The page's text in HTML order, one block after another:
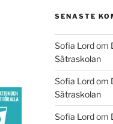
SENASTE
Sofia Lordom
Sätraskolan
Sofia Lordom
Sätraskolan
Sofia Lordom